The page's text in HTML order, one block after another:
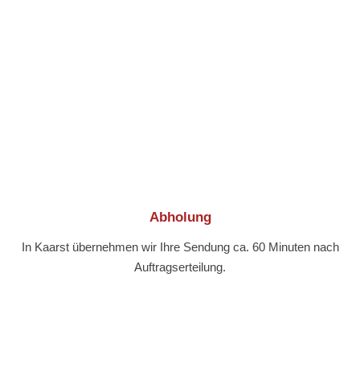
Abholung
In Kaarst übernehmen wir Ihre Sendung ca. 60 Minuten nach
Auftragserteilung.